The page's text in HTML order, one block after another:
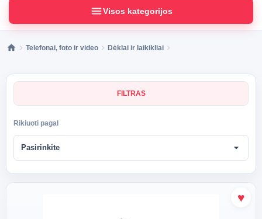
menuVisos kategorijos
Telefonai, foto ir video Dėklai ir laikikliai
FILTRAS
Rikiuoti pagal
Pasirinkite arrow_drop_down